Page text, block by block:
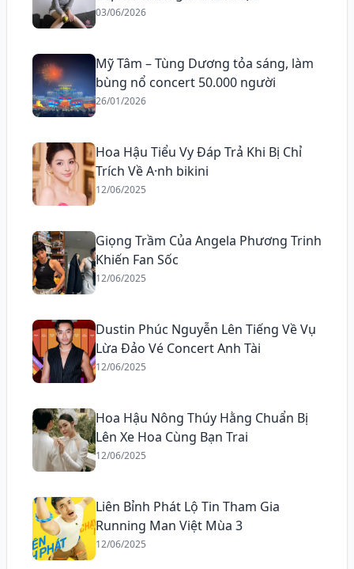
03/06/2026
Mỹ Tâm – Tùng Dương tỏa sáng, làm
bùng nổ concert 50.000 người
26/01/2026
Hoa Hậu Tiểu Vy Đáp Trả Khi Bị Chỉ
Trích Về A·nh bikini
12/06/2025
Giọng Trầm Của Angela Phương Trinh
Khiến Fan Sốc
12/06/2025
Dustin Phúc Nguyễn Lên Tiếng Về Vụ
Lừa Đảo Vé Concert Anh Tài
12/06/2025
Hoa Hậu Nông Thúy Hằng Chuẩn Bị
Lên Xe Hoa Cùng Bạn Trai
12/06/2025
Liên Bỉnh Phát Lộ Tin Tham Gia
Running Man Việt Mùa 3
12/06/2025